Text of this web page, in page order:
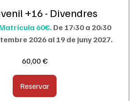
+16 - Divendres
60€. De 17:30 a 20:30
2026 al 19 de juny 2027.
60,00€
Reservar